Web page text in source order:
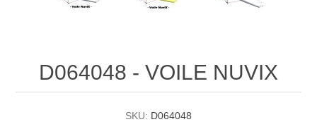
D064048 - VOILE NUVIX
SKU: D064048